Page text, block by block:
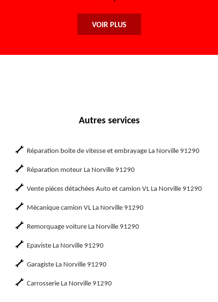
VOIR PLUS
Autres services
Réparation boite de vitesse et embrayage La Norville 91290
Réparation moteur La Norville 91290
Vente pièces détachées Auto et camion VL La Norville 91290
Mécanique camion VL La Norville 91290
Remorquage voiture La Norville 91290
Epaviste La Norville 91290
Garagiste La Norville 91290
Carrosserie La Norville 91290